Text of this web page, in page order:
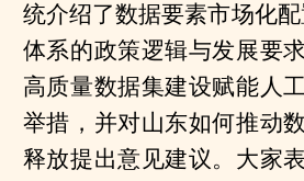
统介绍了数据要素市场化配
体系的政策逻辑与发展要
高质量数据集建设赋能人
举措，并对山东如何推动
释放提出意见建议。大家